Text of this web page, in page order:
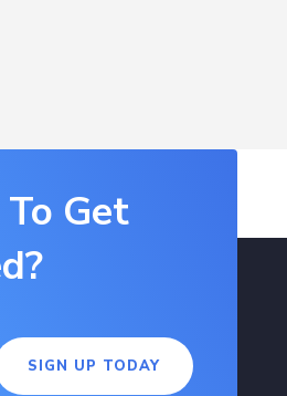
Get
SIGN UP TODAY